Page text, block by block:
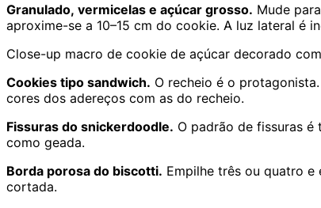
Granulado, vermicelas e açúcar grosso. Mude
aproxime-se a 10–15 cm do cookie. A luz lateral é
Close-up macro de cookie de açúcar decorado
Cookies tipo sandwich. O recheio é o
cores dos adereços com as do recheio.
Fissuras do snickerdoodle. O padrão de fissuras
como geada.
Borda porosa do biscotti. Empilhe três ou quatro
cortada.